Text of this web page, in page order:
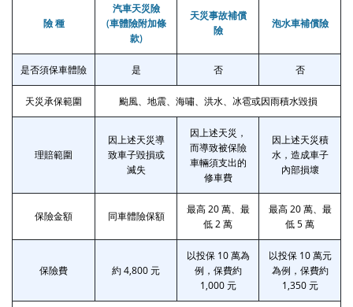
險 種
汽車天災險
(車體險附加條
款)
天災事故補償
險
泡水車補償險
是否須保車體險 是 否 否
天災承保範圍 颱風、地震、海嘯、洪水、冰雹或因雨積水毀損
理賠範圍
因上述天災導
致車子毀損或
滅失
因上述天災，
而導致被保險
車輛須支出的
修車費
因上述天災積
水，造成車子
內部損壞
保險金額 同車體險保額
最高 20 萬、最
低 2 萬
最高 20 萬、最
低 5 萬
保險費 約 4,800 元
以投保 10 萬為
例，保費約
1,000 元
以投保 10 萬元
為例，保費約
1,350 元